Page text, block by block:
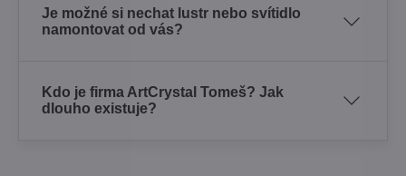
Je možné si nechat lustr nebo svítidlo
namontovat od vás?
Kdo je firma ArtCrystal Tomeš? Jak
dlouho existuje?